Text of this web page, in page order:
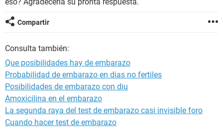
GLOSARIO
Compartir
Consulta también:
Que posibilidades hay de embarazo
Probabilidad de embarazo en dias no fertiles
Posibilidades de embarazo con diu
Amoxicilina en el embarazo
La segunda raya del test de embarazo casi invisible foro
Cuando hacer test de embarazo